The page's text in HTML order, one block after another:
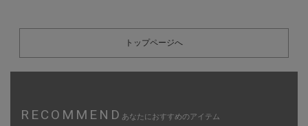
トップページへ
RECOMMEND あなたにおすすめのアイテム